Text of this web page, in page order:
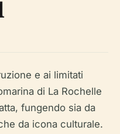
e ai limitati
di La Rochelle
fungendo sia da
da icona culturale.